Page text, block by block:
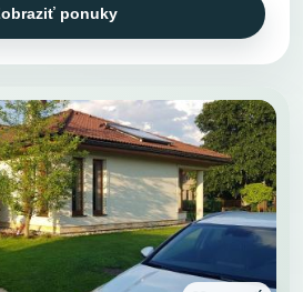
ponuky